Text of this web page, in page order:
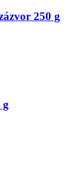
250 g
g